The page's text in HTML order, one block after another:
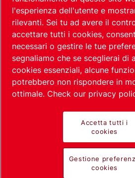
Mappa del
sito
Gestione preferenze
cookies
Italy / IT
Prodotti
Applicazione
l'esperienza dell'utente e
rilevanti. Sei tu ad avere il
accettare tutti i cookies,
necessari o gestire le tue
segnaliamo che se sceglierai di
cookies essenziali, alcune
potrebbero non rispondere in
ottimale. Check our privacy
Accetta tutti i
cookies
Gestione
cookies